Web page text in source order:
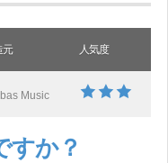
元 人気度
Music
すか？